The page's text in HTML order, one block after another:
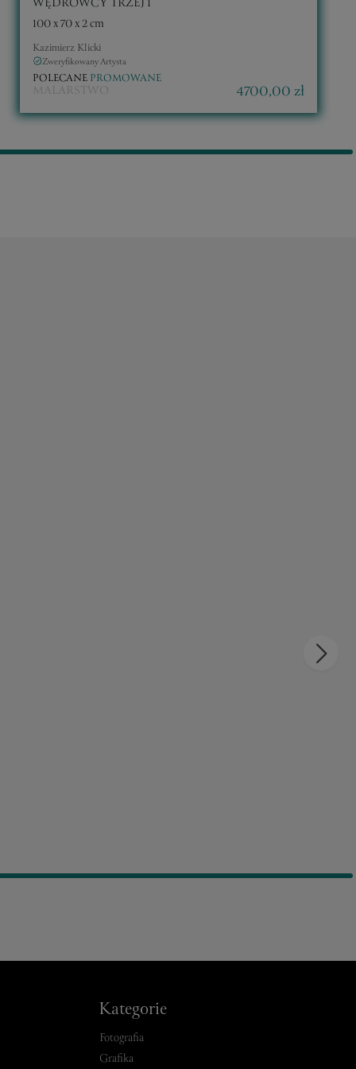
100 x 70 x 2 cm
Kazimierz Klicki
Zweryfikowany Artysta
POLECANE PROMOWANE
MALARSTWO 4700,00 zł
Kategorie
Fotografia
Grafika